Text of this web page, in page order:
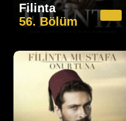
Filinta
56. Bölüm